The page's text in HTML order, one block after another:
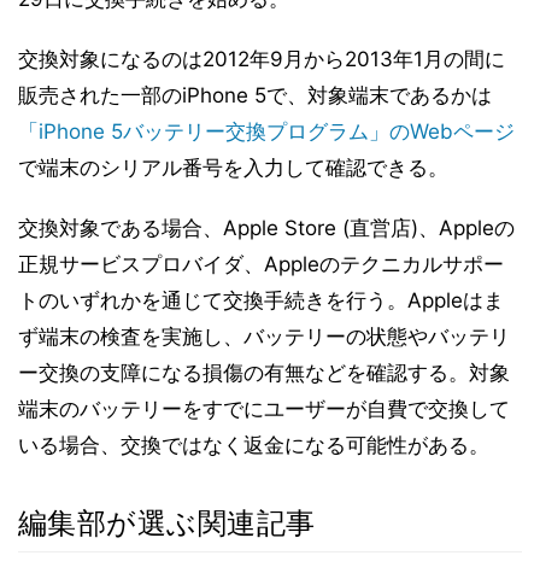
交換対象になるのは2012年9月から2013年1月の間に
販売された一部のiPhone 5で、対象端末であるかは
「iPhone 5バッテリー交換プログラム」のWebページ
で端末のシリアル番号を入力して確認できる。
交換対象である場合、Apple Store (直営店)、Appleの
正規サービスプロバイダ、Appleのテクニカルサポー
トのいずれかを通じて交換手続きを行う。Appleはま
ず端末の検査を実施し、バッテリーの状態やバッテリ
ー交換の支障になる損傷の有無などを確認する。対象
端末のバッテリーをすでにユーザーが自費で交換して
いる場合、交換ではなく返金になる可能性がある。
編集部が選ぶ関連記事